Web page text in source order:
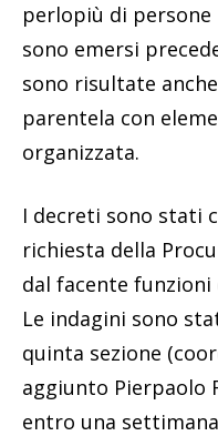
perlopiù di
sono emersi
sono risultate
parentela con
organizzata.
I decreti sono stati
richiesta della
dal facente funzioni
Le indagini sono
quinta sezione
aggiunto Pierpaolo
entro una